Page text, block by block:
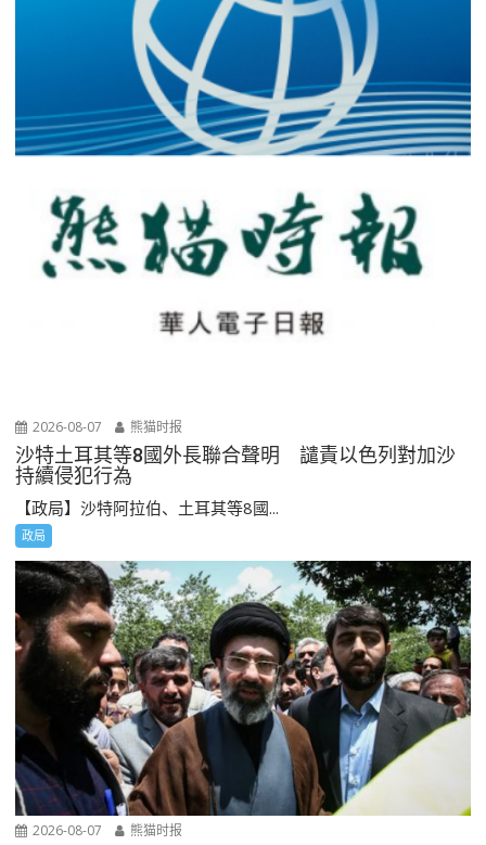
2026-08-07 熊猫时报
沙特土耳其等8國外長聯合聲明 譴責以色列對加沙
持續侵犯行為
【政局】沙特阿拉伯、土耳其等8國...
政局
2026-08-07 熊猫时报